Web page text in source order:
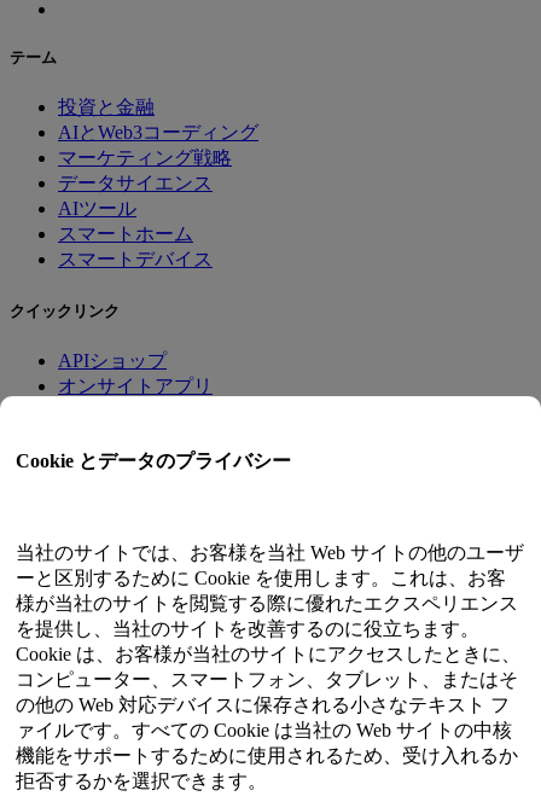
Cookie とデータのプライバシー
当社のサイトでは、お客様を当社 Web サイトの他のユーザ
ーと区別するために Cookie を使用します。これは、お客
様が当社のサイトを閲覧する際に優れたエクスペリエンス
を提供し、当社のサイトを改善するのに役立ちます。
Cookie は、お客様が当社のサイトにアクセスしたときに、
コンピューター、スマートフォン、タブレット、またはそ
の他の Web 対応デバイスに保存される小さなテキスト フ
ァイルです。すべての Cookie は当社の Web サイトの中核
機能をサポートするために使用されるため、受け入れるか
拒否するかを選択できます。
テーム
投資と金融
AIとWeb3コーディング
マーケティング戦略
データサイエンス
AIツール
スマートホーム
スマートデバイス
クイックリンク
APIショップ
オンサイトアプリ
会員プログラム
ドキュメント
APIテスター
HTMLサイトマップ
言語
英語
簡体字中国語
繁体字中国語
日本語